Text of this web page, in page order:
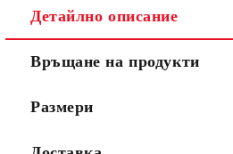
Детайлно описание
Връщане на продукти
Размери